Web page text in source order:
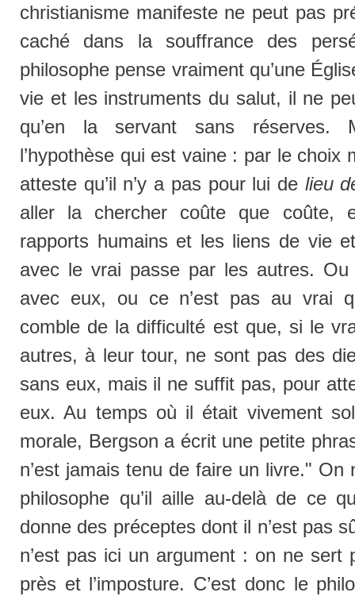
christianisme manifeste ne peut pas
caché dans la souffrance des
philosophe pense vraiment qu’une
vie et les instruments du salut, il ne
qu’en la servant sans réserves.
l’hypothèse qui est vaine : par le choix
atteste qu’il n’y a pas pour lui de lieu
aller la chercher coûte que coûte,
rapports humains et les liens de vie
avec le vrai passe par les autres.
avec eux, ou ce n’est pas au vrai
comble de la difficulté est que, si le
autres, à leur tour, ne sont pas des
sans eux, mais il ne suffit pas, pour
eux. Au temps où il était vivement
morale, Bergson a écrit une petite
n’est jamais tenu de faire un livre." On
philosophe qu’il aille au-delà de ce
donne des préceptes dont il n’est pas
n’est pas ici un argument : on ne sert
près et l’imposture. C’est donc le